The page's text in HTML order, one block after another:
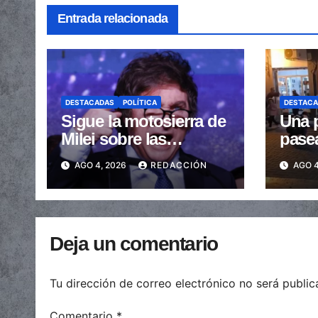
Entrada relacionada
DESTACADAS POLÍTICA
Sigue la motosierra de
Milei sobre las
provincias: nueva
caída de las
transferencias no
automáticas
AGO 4, 2026 REDACCIÓN
Una
AGO
Deja un comentario
Tu dirección de correo electrónico no será